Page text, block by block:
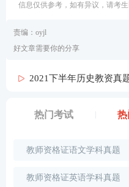
信息仅供参考，如有异议，请考
责编：oyjl
好文章需要你的分享
2021下半年历史教资真
热门考试 热
教师资格证语文学科真题
教师资格证英语学科真题